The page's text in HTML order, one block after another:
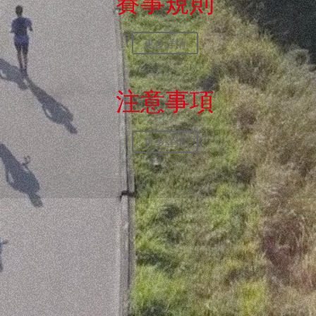
更多詳情
注意事項
更多詳情